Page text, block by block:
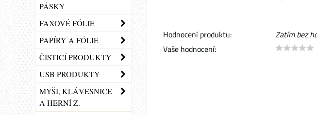
Hodnocení produktu:
Zatím bez
Vaše hodnocení:
PÁSKY
FAXOVÉ FÓLIE
PAPÍRY A FÓLIE
ČISTICÍ PRODUKTY
USB PRODUKTY
MYŠI, KLÁVESNICE
A HERNÍ Z.